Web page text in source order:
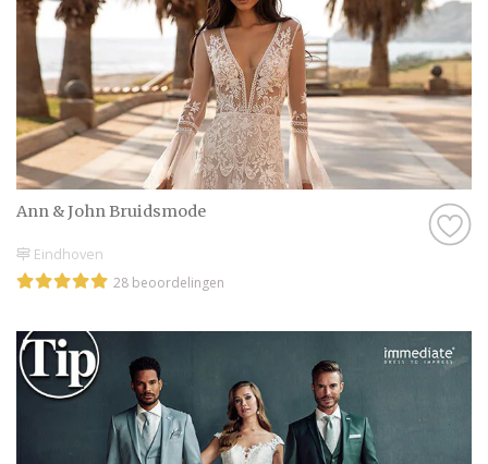
Ann & John Bruidsmode
Eindhoven
28 beoordelingen